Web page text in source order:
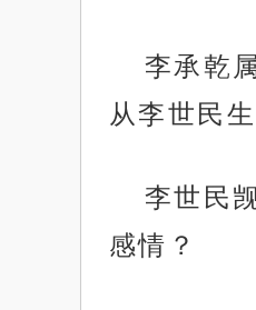
李承乾
从李世民
李世民
感情？